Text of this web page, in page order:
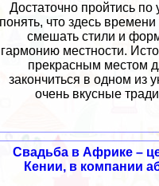
Достаточно пройтись
понять, что здесь
смешать стили и
гармонию местности.
прекрасным местом
закончиться в одном из
очень вкусные
Свадьба в Африке –
Кении, в компании